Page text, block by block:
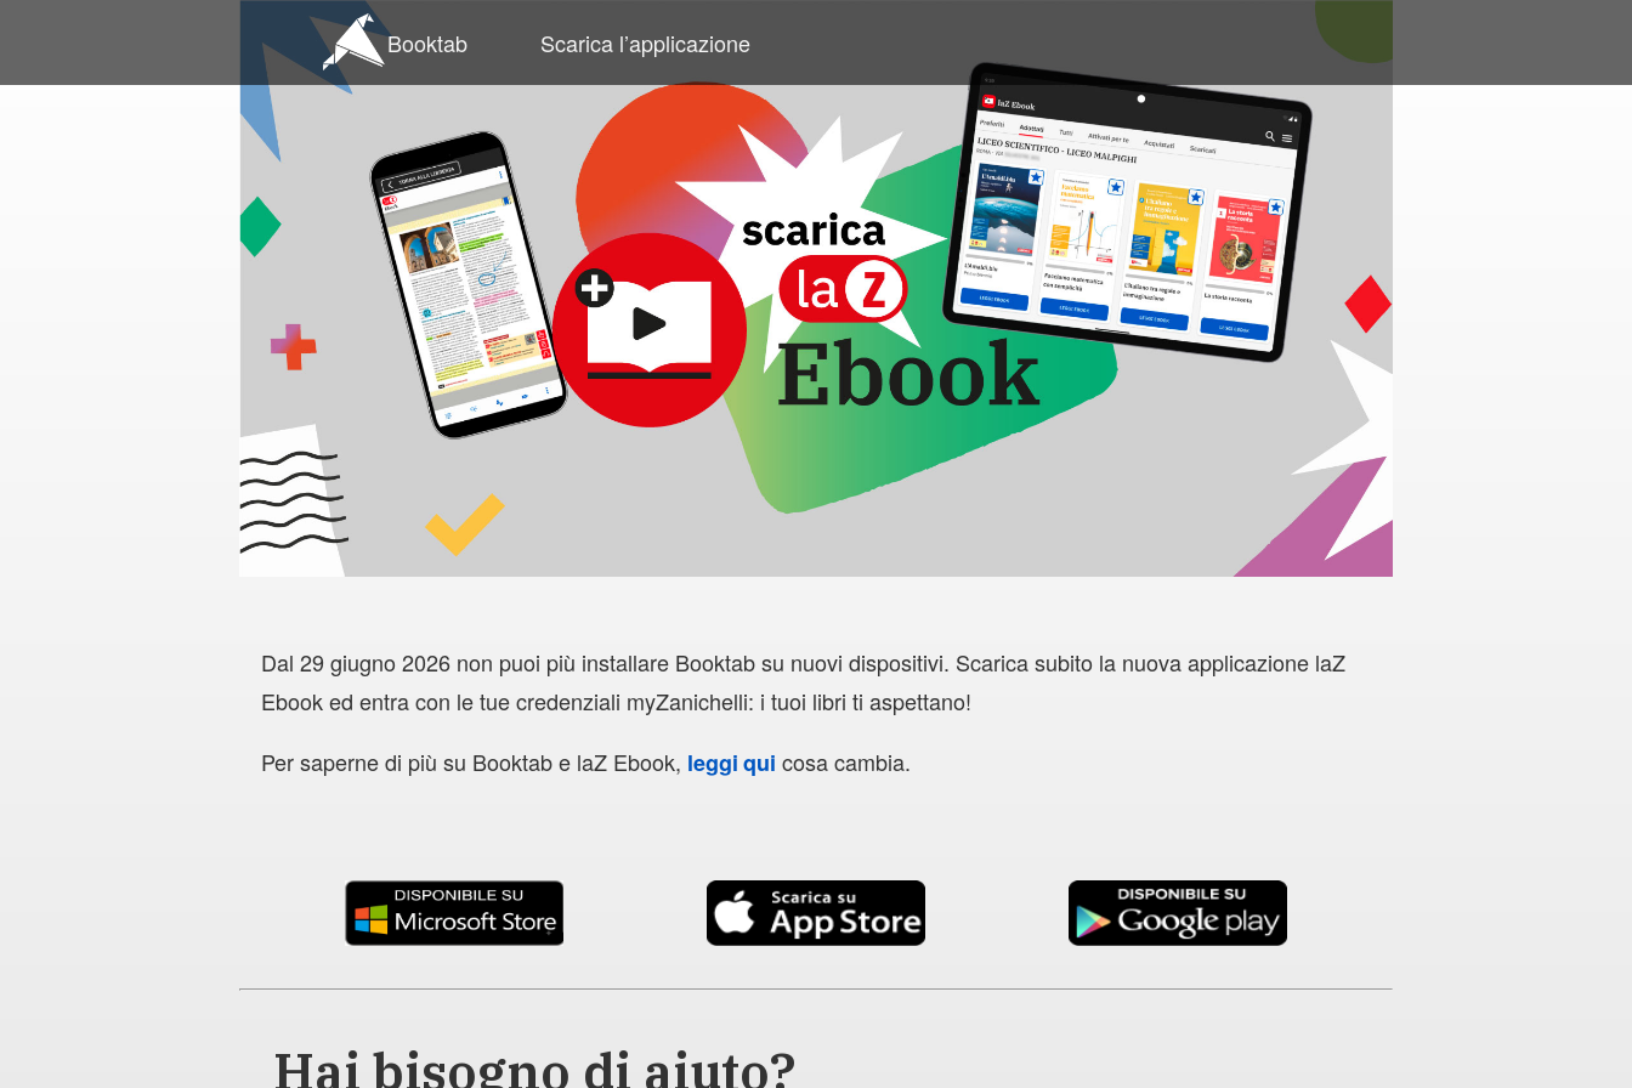
Booktab Scarica l’applicazione
Dal 29 giugno 2026 non puoi più installare Booktab su nuovi dispositivi. Scarica subito la nuova applicazione laZ
Ebook ed entra con le tue credenziali myZanichelli: i tuoi libri ti aspettano!
Per saperne di più su Booktab e laZ Ebook, leggi qui cosa cambia.
Hai bisogno di aiuto?